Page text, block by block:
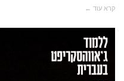
קרא עוד ←